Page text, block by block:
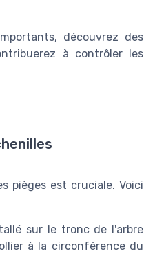
découvrez des
à contrôler les
pièges est cruciale. Voici
sur le tronc de l'arbre
à la circonférence du